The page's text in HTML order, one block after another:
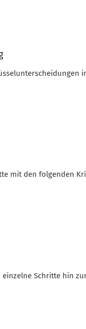
mit den folgenden
Schritte hin